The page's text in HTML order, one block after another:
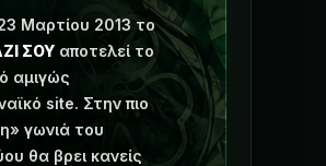
Μαρτίου 2013 το
ΣΟΥ αποτελεί το
αμιγώς
site. Στην πιο
γωνιά του
θα βρει κανείς